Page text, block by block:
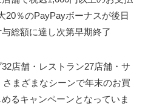
20％のPayPayボーナスが後日
総額に達し次第早期終了
店舗・レストラン27店舗・サ
まざまなシーンで年末のお買
るキャンペーンとなっていま